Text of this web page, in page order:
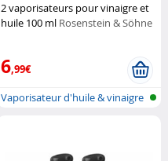
2 vaporisateurs pour vinaigre et
huile 100 ml Rosenstein & Söhne
6,99€
Vaporisateur d'huile & vinaigre